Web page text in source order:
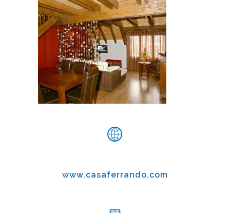
www.casaferrando.com